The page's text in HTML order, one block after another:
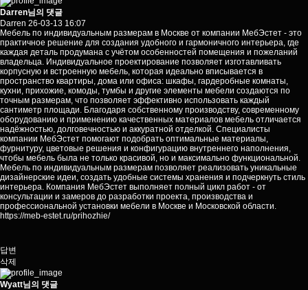
Darren님의 댓글
Darren 26-03-13 16:07
Мебель по индивидуальным размерам в Москве от компании МебЭстет - это
практичное решение для создания удобного и гармоничного интерьера, где
каждая деталь продумана с учётом особенностей помещения и пожеланий
владельца. Индивидуальное проектирование позволяет изготавливать
корпусную и встроенную мебель, которая идеально вписывается в
пространство квартиры, дома или офиса: шкафы, гардеробные комнаты,
кухни, прихожие, комоды, тумбы и другие элементы мебели создаются по
точным размерам, что позволяет эффективно использовать каждый
сантиметр площади. Благодаря собственному производству, современному
оборудованию и применению качественных материалов мебель отличается
надёжностью, долговечностью и аккуратной отделкой. Специалисты
компании МебЭстет помогают подобрать оптимальные материалы,
фурнитуру, цветовые решения и конфигурацию внутреннего наполнения,
чтобы мебель была не только красивой, но и максимально функциональной.
Мебель по индивидуальным размерам позволяет реализовать уникальные
дизайнерские идеи, создать удобные системы хранения и подчеркнуть стиль
интерьера. Компания МебЭстет выполняет полный цикл работ - от
консультации и замеров до разработки проекта, производства и
профессиональной установки мебели в Москве и Московской области.
https://meb-estet.ru/prihozhie/
답변
삭제
Wyatt님의 댓글